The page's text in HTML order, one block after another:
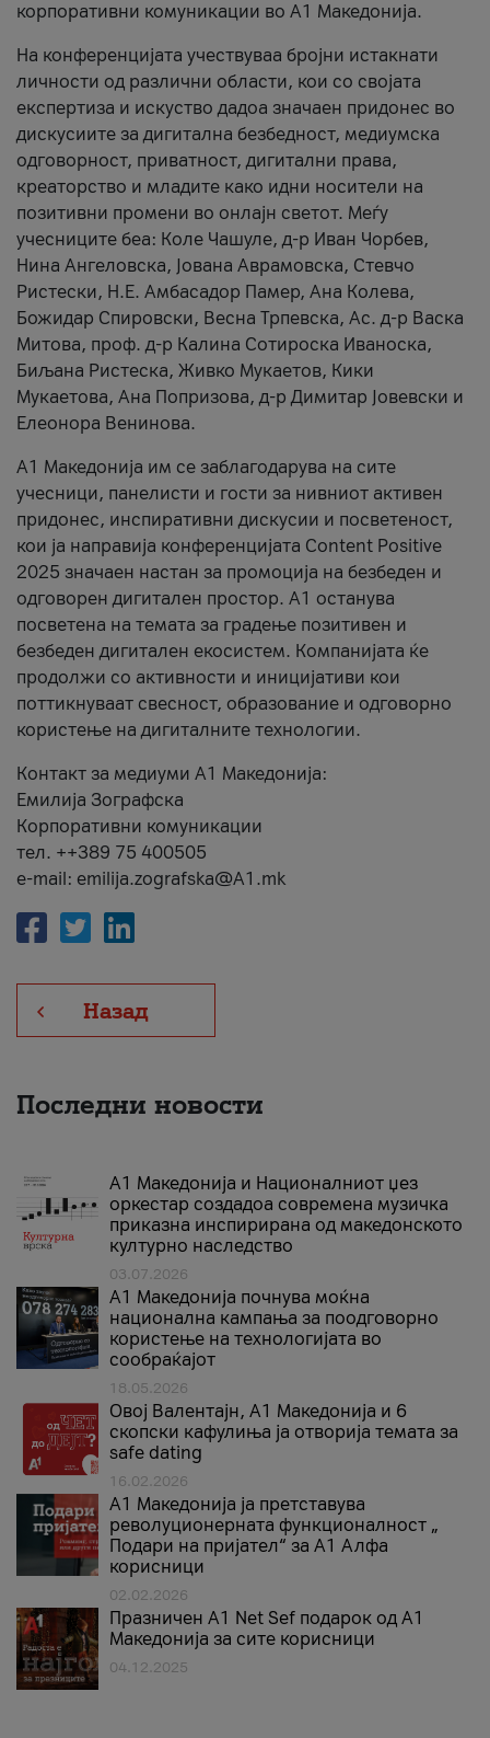
корпоративни комуникации во А1 Македонија.
На конференцијата учествуваа бројни истакнати
личности од различни области, кои со својата
експертиза и искуство дадоа значаен придонес во
дискусиите за дигитална безбедност, медиумска
одговорност, приватност, дигитални права,
креаторство и младите како идни носители на
позитивни промени во онлајн светот. Меѓу
учесниците беа: Коле Чашуле, д-р Иван Чорбев,
Нина Ангеловска, Јована Аврамовска, Стевчо
Ристески, Н.Е. Амбасадор Памер, Ана Колева,
Божидар Спировски, Весна Трпевска, Ас. д-р Васка
Митова, проф. д-р Калина Сотироска Иваноска,
Биљана Ристеска, Живко Мукаетов, Кики
Мукаетова, Ана Попризова, д-р Димитар Јовевски и
Елеонора Венинова.
А1 Македонија им се заблагодарува на сите
учесници, панелисти и гости за нивниот активен
придонес, инспиративни дискусии и посветеност,
кои ја направија конференцијата Content Positive
2025 значаен настан за промоција на безбеден и
одговорен дигитален простор. А1 останува
посветена на темата за градење позитивен и
безбеден дигитален екосистем. Компанијата ќе
продолжи со активности и иницијативи кои
поттикнуваат свесност, образование и одговорно
користење на дигиталните технологии.
Контакт за медиуми А1 Македонија:
Емилија Зографска
Корпоративни комуникации
тел. ++389 75 400505
e-mail: emilija.zografska@A1.mk
Назад
Последни новости
А1 Македонија и Националниот џез
оркестар создадоа современа музичка
приказна инспирирана од македонското
културно наследство
03.07.2026
A1 Македонија почнува моќна
национална кампања за поодговорно
користење на технологијата во
сообраќајот
18.05.2026
Овој Валентајн, A1 Македонија и 6
скопски кафулиња ја отворија темата за
safe dating
16.02.2026
А1 Македонија ја претставува
револуционерната функционалност „
Подари на пријател“ за А1 Алфа
корисници
02.02.2026
Празничен A1 Net Sеf подарок од А1
Македонија за сите корисници
04.12.2025